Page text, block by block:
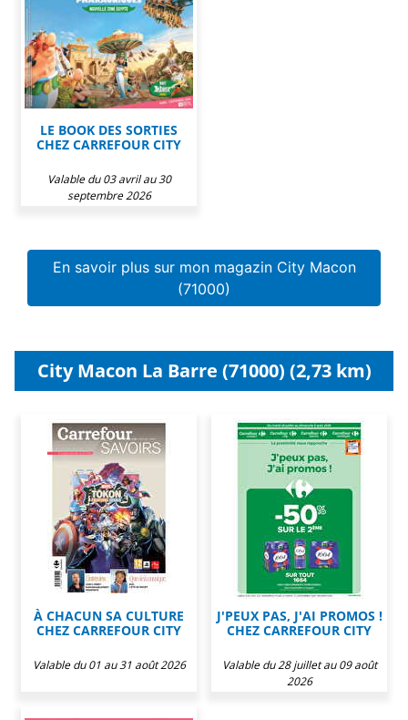
LE BOOK DES SORTIES
CHEZ CARREFOUR CITY
Valable du 03 avril au 30
septembre 2026
En savoir plus sur mon magazin City Macon
(71000)
City Macon La Barre (71000) (2,73 km)
À CHACUN SA CULTURE
CHEZ CARREFOUR CITY
Valable du 01 au 31 août 2026
J'PEUX PAS, J'AI PROMOS !
CHEZ CARREFOUR CITY
Valable du 28 juillet au 09 août
2026